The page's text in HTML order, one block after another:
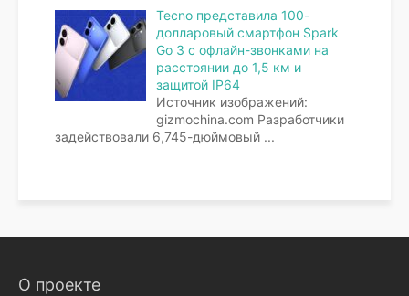
Tecno представила 100-
долларовый смартфон Spark
Go 3 с офлайн-звонками на
расстоянии до 1,5 км и
защитой IP64
Источник изображений:
gizmochina.com Разработчики
задействовали 6,745-дюймовый ...
О проекте